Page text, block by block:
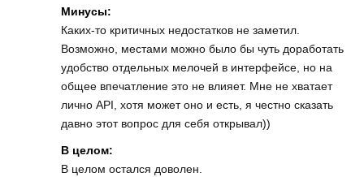
Минусы:
Каких-то критичных недостатков не заметил.
Возможно, местами можно было бы чуть доработать
удобство отдельных мелочей в интерфейсе, но на
общее впечатление это не влияет. Мне не хватает
лично API, хотя может оно и есть, я честно сказать
давно этот вопрос для себя открывал))
В целом:
В целом остался доволен.